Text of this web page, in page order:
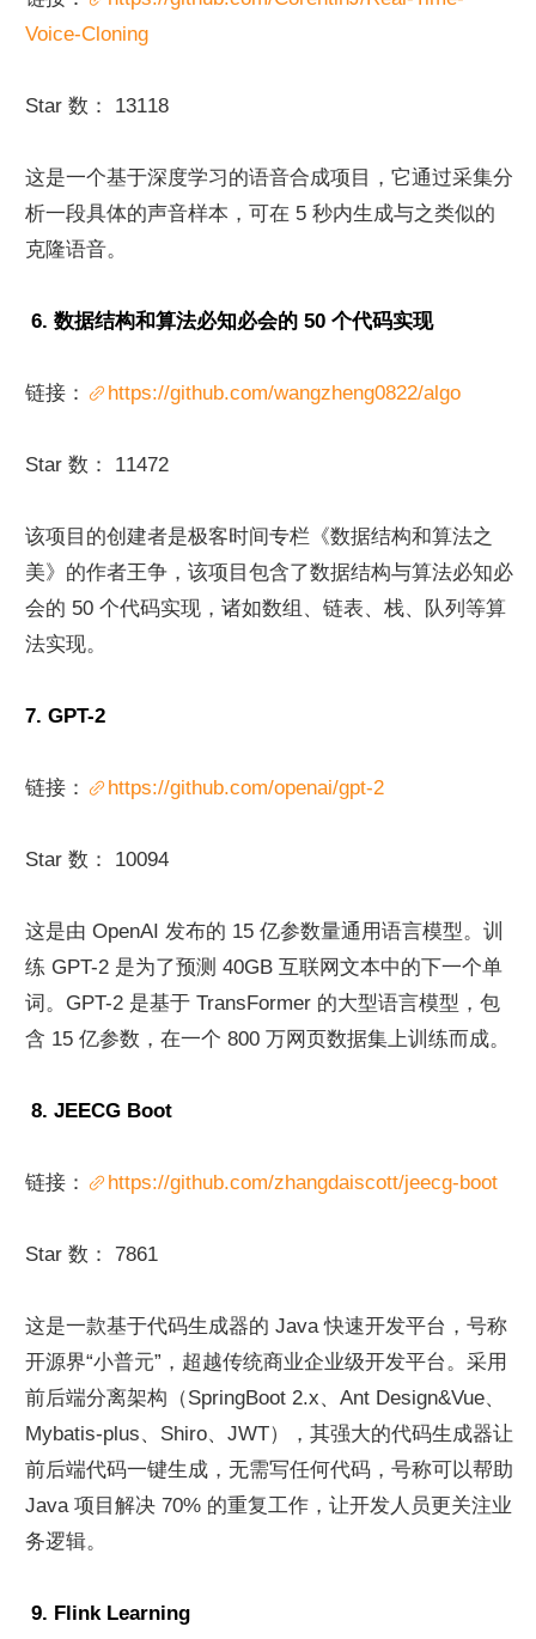
Voice-Cloning
Star 数： 13118
这是一个基于深度学习的语音合成项目，它通过采集分
析一段具体的声音样本，可在 5 秒内生成与之类似的
克隆语音。
6. 数据结构和算法必知必会的 50 个代码实现
链接： https://github.com/wangzheng0822/algo
Star 数： 11472
该项目的创建者是极客时间专栏《数据结构和算法之
美》的作者王争，该项目包含了数据结构与算法必知必
会的 50 个代码实现，诸如数组、链表、栈、队列等算
法实现。
7. GPT-2
链接： https://github.com/openai/gpt-2
Star 数： 10094
这是由 OpenAI 发布的 15 亿参数量通用语言模型。训
练 GPT-2 是为了预测 40GB 互联网文本中的下一个单
词。GPT-2 是基于 TransFormer 的大型语言模型，包
含 15 亿参数，在一个 800 万网页数据集上训练而成。
8. JEECG Boot
链接： https://github.com/zhangdaiscott/jeecg-boot
Star 数： 7861
这是一款基于代码生成器的 Java 快速开发平台，号称
开源界“小普元”，超越传统商业企业级开发平台。采用
前后端分离架构（SpringBoot 2.x、Ant Design&Vue、
Mybatis-plus、Shiro、JWT），其强大的代码生成器让
前后端代码一键生成，无需写任何代码，号称可以帮助
Java 项目解决 70% 的重复工作，让开发人员更关注业
务逻辑。
9. Flink Learning